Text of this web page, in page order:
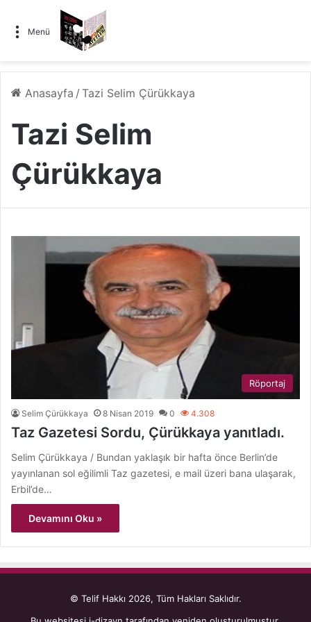
Menü
Anasayfa / Tazi Selim Çürükkaya
Tazi Selim
Çürükkaya
Röportaj
Selim Çürükkaya 8 Nisan 2019 0 4.308
Taz Gazetesi Sordu, Çürükkaya yanıtladı.
Selim Çürükkaya / Bundan yaklaşık bir hafta önce Berlin’de
yayınlanan sol eğilimli Taz gazetesi, e mail üzeri bana ulaşarak,
Erbil’de…
Devamını Oku »
© Telif Hakkı 2026, Tüm Hakları Saklıdır.